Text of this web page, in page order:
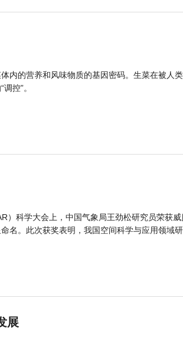
内的营养和风味物质的基因密码。生菜在被人
控”。
）科学大会上，中国气象局王劲松研究员荣获威
名。此次获奖表明，我国空间科学与应用领域
展